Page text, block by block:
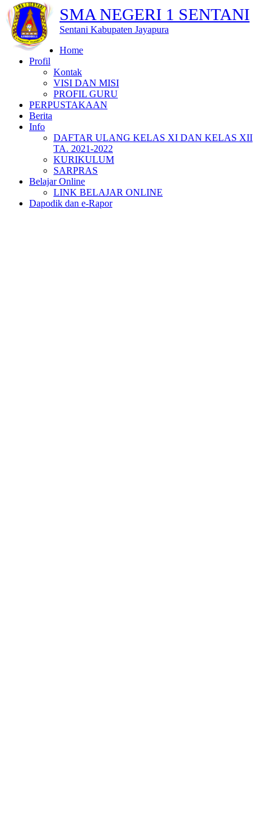
SMA NEGERI 1 SENTANI
Sentani Kabupaten Jayapura
Home
Profil
Kontak
VISI DAN MISI
PROFIL GURU
PERPUSTAKAAN
Berita
Info
DAFTAR ULANG KELAS XI DAN KELAS XII
TA. 2021-2022
KURIKULUM
SARPRAS
Belajar Online
LINK BELAJAR ONLINE
Dapodik dan e-Rapor